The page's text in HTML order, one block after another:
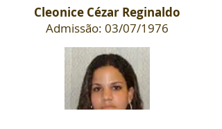
Cleonice Cézar Reginaldo
Admissão: 03/07/1976